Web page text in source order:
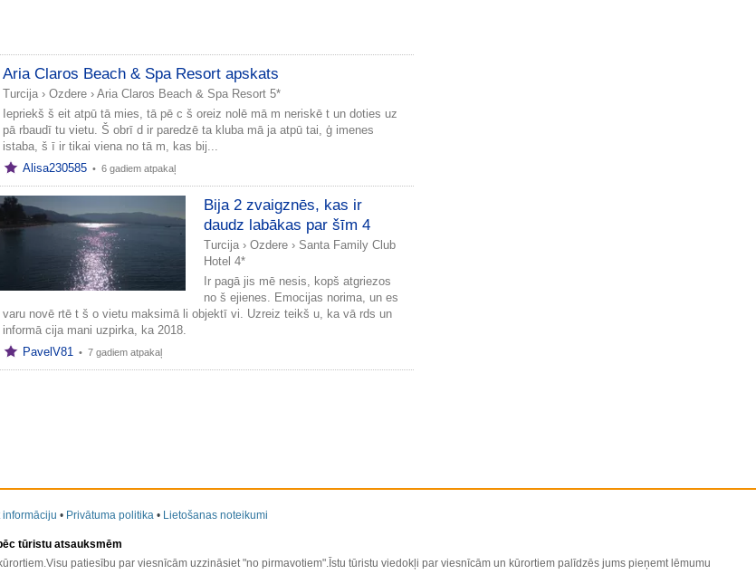
Aria Claros Beach & Spa Resort apskats
Turcija › Ozdere › Aria Claros Beach & Spa Resort 5*
Iepriekš š eit atpū tā mies, tā pē c š oreiz nolē mā m neriskē t un doties uz
pā rbaudī tu vietu. Š obrī d ir paredzē ta kluba mā ja atpū tai, ģ imenes
istaba, š ī ir tikai viena no tā m, kas bij...
Alisa230585 • 6 gadiem atpakaļ
Bija 2 zvaigznēs, kas ir
daudz labākas par šīm 4
Turcija› Ozdere› Santa Family Club
Hotel 4*
Ir pagā jis mē nesis, kopš atgriezos
no š ejienes. Emocijas norima, un es
varu novē rtē t š o vietu maksimā li objektī vi. Uzreiz teikš u, ka vā rds un
informā cija mani uzpirka, ka 2018.
PavelV81
• 7 gadiem atpakaļ
informāciju • Privātuma politika • Lietošanas noteikumi
tūristu atsauksmēm
patiesību par viesnīcām uzzināsiet "no pirmavotiem".Īstu tūristu viedokļi par viesnīcām un kūrortiem palīdzēs jums pieņemt lēmumu